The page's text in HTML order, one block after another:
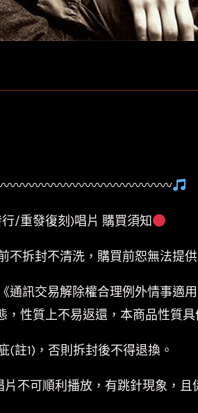
〰〰〰〰〰〰〰〰〰〰〰〰〰
/重發復刻)唱片 購買須知
不拆封不清洗，購買前恕無法提
通訊交易解除權合理例外情事適
，性質上不易返還，本商品性質
(註1)，否則拆封後不得退換。
片不可順利播放，有跳針現象，